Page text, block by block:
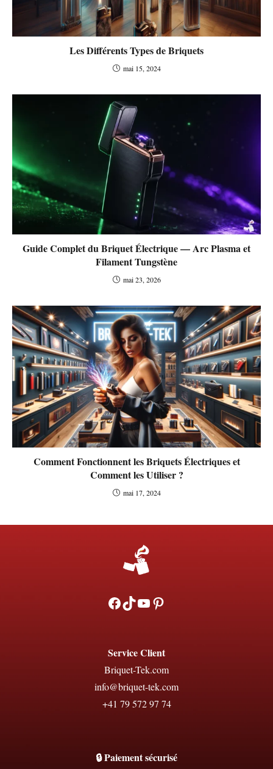
Les Différents Types de Briquets
mai 15, 2024
Guide Complet du Briquet Électrique — Arc Plasma et
Filament Tungstène
mai 23, 2026
Comment Fonctionnent les Briquets Électriques et
Comment les Utiliser ?
mai 17, 2024
Facebook
TikTokYouTubePinterest
Service Client
Briquet-Tek.com
info@briquet-tek.com
+41 79 572 97 74
🔒 Paiement sécurisé